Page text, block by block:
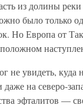
из долины
было только
Но Европа от
не увидеть,
даже на северо-
эфталитов —